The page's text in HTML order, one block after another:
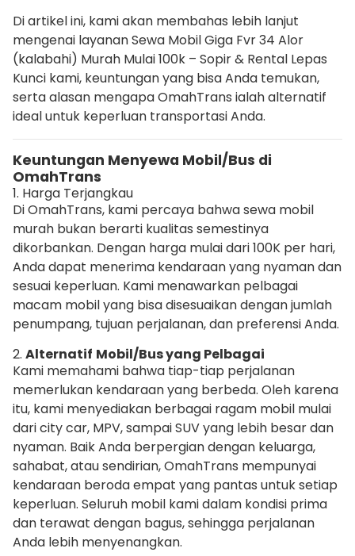
Di artikel ini, kami akan membahas lebih lanjut
mengenai layanan Sewa Mobil Giga Fvr 34 Alor
(kalabahi) Murah Mulai 100k – Sopir & Rental Lepas
Kunci kami, keuntungan yang bisa Anda temukan,
serta alasan mengapa OmahTrans ialah alternatif
ideal untuk keperluan transportasi Anda.
Keuntungan Menyewa Mobil/Bus di
OmahTrans
1. Harga Terjangkau
Di OmahTrans, kami percaya bahwa sewa mobil
murah bukan berarti kualitas semestinya
dikorbankan. Dengan harga mulai dari 100K per hari,
Anda dapat menerima kendaraan yang nyaman dan
sesuai keperluan. Kami menawarkan pelbagai
macam mobil yang bisa disesuaikan dengan jumlah
penumpang, tujuan perjalanan, dan preferensi Anda.
2. Alternatif Mobil/Bus yang Pelbagai
Kami memahami bahwa tiap-tiap perjalanan
memerlukan kendaraan yang berbeda. Oleh karena
itu, kami menyediakan berbagai ragam mobil mulai
dari city car, MPV, sampai SUV yang lebih besar dan
nyaman. Baik Anda berpergian dengan keluarga,
sahabat, atau sendirian, OmahTrans mempunyai
kendaraan beroda empat yang pantas untuk setiap
keperluan. Seluruh mobil kami dalam kondisi prima
dan terawat dengan bagus, sehingga perjalanan
Anda lebih menyenangkan.